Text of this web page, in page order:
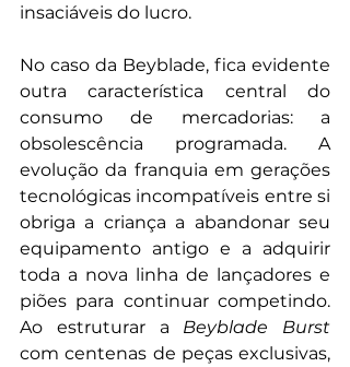
insaciáveis do lucro.
No caso da Beyblade, fica evidente
outra característica central do
consumo de mercadorias: a
obsolescência programada. A
evolução da franquia em gerações
tecnológicas incompatíveis entre si
obriga a criança a abandonar seu
equipamento antigo e a adquirir
toda a nova linha de lançadores e
piões para continuar competindo.
Ao estruturar a Beyblade Burst
com centenas de peças exclusivas,